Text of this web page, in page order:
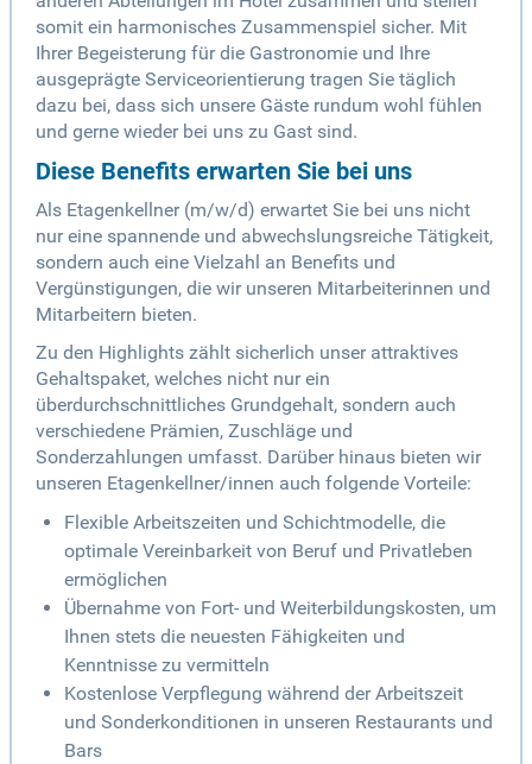
somit ein harmonisches Zusammenspiel sicher. Mit
Ihrer Begeisterung für die Gastronomie und Ihre
ausgeprägte Serviceorientierung tragen Sie täglich
dazu bei, dass sich unsere Gäste rundum wohl fühlen
und gerne wieder bei uns zu Gast sind.
Diese Benefits erwarten Sie bei uns
Als Etagenkellner (m/w/d) erwartet Sie bei uns nicht
nur eine spannende und abwechslungsreiche Tätigkeit,
sondern auch eine Vielzahl an Benefits und
Vergünstigungen, die wir unseren Mitarbeiterinnen und
Mitarbeitern bieten.
Zu den Highlights zählt sicherlich unser attraktives
Gehaltspaket, welches nicht nur ein
überdurchschnittliches Grundgehalt, sondern auch
verschiedene Prämien, Zuschläge und
Sonderzahlungen umfasst. Darüber hinaus bieten wir
unseren Etagenkellner/innen auch folgende Vorteile:
Flexible Arbeitszeiten und Schichtmodelle, die
optimale Vereinbarkeit von Beruf und Privatleben
ermöglichen
Übernahme von Fort- und Weiterbildungskosten, um
Ihnen stets die neuesten Fähigkeiten und
Kenntnisse zu vermitteln
Kostenlose Verpflegung während der Arbeitszeit
und Sonderkonditionen in unseren Restaurants und
Bars